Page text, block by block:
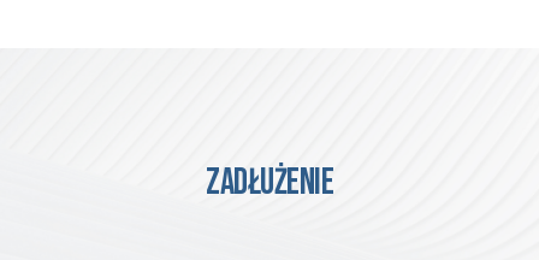
ZADŁUŻENIE